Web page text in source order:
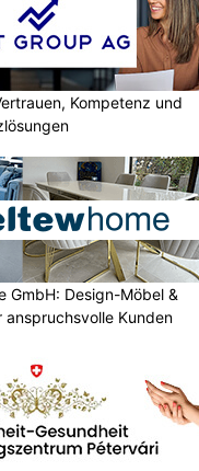
Kompetenz und
GmbH: Design-Möbel &
anspruchsvolle Kunden